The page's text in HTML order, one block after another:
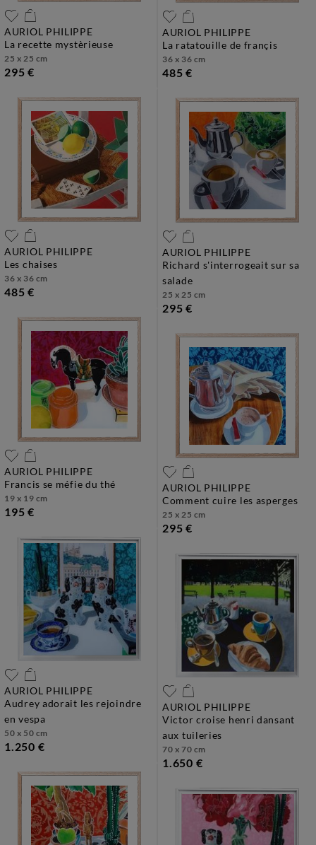
AURIOL PHILIPPE
la recette mystèrieuse
25 x 25 cm
295 €
AURIOL PHILIPPE
la ratatouille de françis
36 x 36 cm
485 €
AURIOL PHILIPPE
les chaises
36 x 36 cm
485 €
AURIOL PHILIPPE
richard s'interrogeait sur sa
salade
25 x 25 cm
295 €
AURIOL PHILIPPE
francis se méfie du thé
19 x 19 cm
195 €
AURIOL PHILIPPE
comment cuire les asperges
25 x 25 cm
295 €
AURIOL PHILIPPE
audrey adorait les rejoindre
en vespa
50 x 50 cm
1.250 €
AURIOL PHILIPPE
victor croise henri dansant
aux tuileries
70 x 70 cm
1.650 €